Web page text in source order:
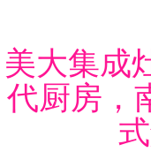
美大集成
代厨房，